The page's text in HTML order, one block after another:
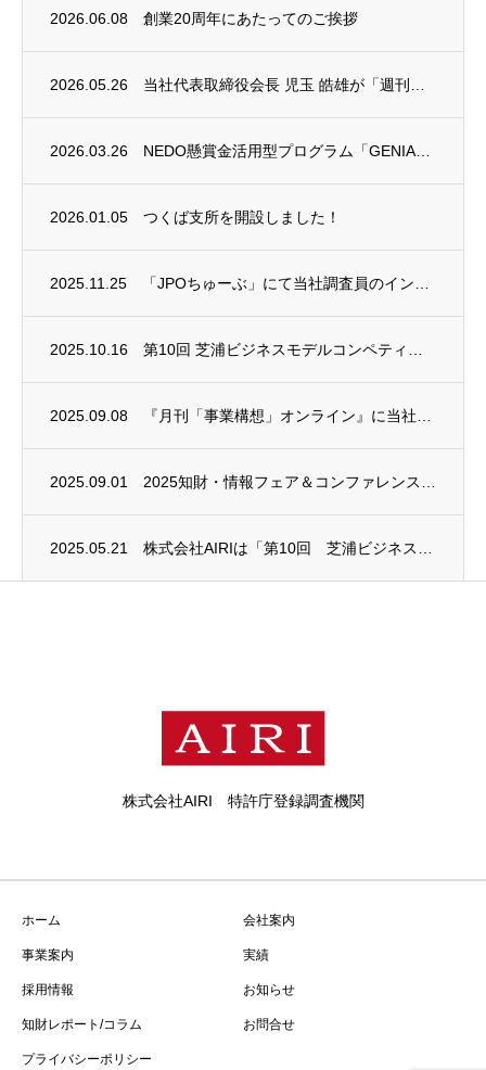
2026.06.08 創業20周年にあたってのご挨拶
2026.05.26
2026.03.26
2026.01.05 つくば支所を開設しました！
2025.11.25
2025.10.16
2025.09.08
2025.09.01
2025.05.21
株式会社AIRI 特許庁登録調査機関
ホーム 会社案内
事業案内 実績
採用情報 お知らせ
知財レポート/コラム お問合せ
プライバシーポリシー